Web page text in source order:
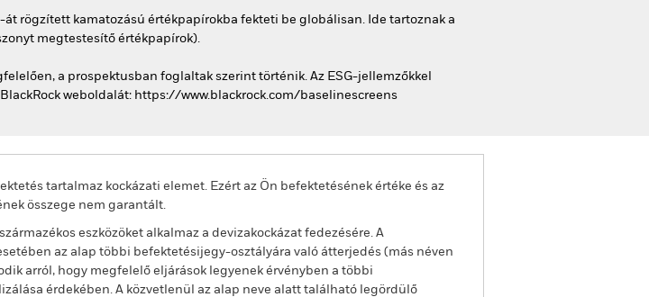
rögzített kamatozású értékpapírokba fekteti be globálisan. Ide tartoznak a
megtestesítő értékpapírok).
a prospektusban foglaltak szerint történik. Az ESG-jellemzőkkel
weboldalát: https://www.blackrock.com/baselinescreens
tartalmaz kockázati elemet. Ezért az Ön befektetésének értéke és az
összege nem garantált.
eszközöket alkalmaz a devizakockázat fedezésére. A
az alap többi befektetésijegy-osztályára való átterjedés (más néven
arról, hogy megfelelő eljárások legyenek érvényben a többi
érdekében. A közvetlenül az alap neve alatt található legördülő